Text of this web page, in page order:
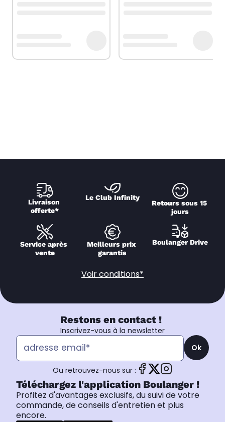
Livraison
offerte*
Le Club Infinity
Retours sous 15
jours
Service après
vente
Meilleurs prix
garantis
Boulanger Drive
Voir conditions*
Restons en contact !
Inscrivez-vous à la newsletter
Ok
Ou retrouvez-nous sur :
Téléchargez l'application Boulanger !
Profitez d'avantages exclusifs, du suivi de votre
commande, de conseils d'entretien et plus
encore.